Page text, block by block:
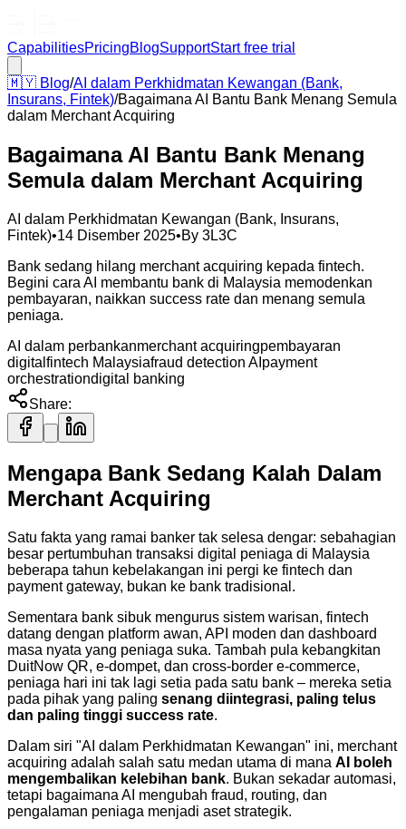
CapabilitiesPricingBlogSupportStart free trial
🇲🇾 Blog/AI dalam Perkhidmatan Kewangan (Bank,
Insurans, Fintek)/Bagaimana AI Bantu Bank Menang Semula
dalam Merchant Acquiring
Bagaimana AI Bantu Bank Menang
Semula dalam Merchant Acquiring
AI dalam Perkhidmatan Kewangan (Bank, Insurans,
Fintek)•14 Disember 2025•By 3L3C
Bank sedang hilang merchant acquiring kepada fintech.
Begini cara AI membantu bank di Malaysia memodenkan
pembayaran, naikkan success rate dan menang semula
peniaga.
AI dalam perbankanmerchant acquiringpembayaran
digital fintech Malaysiafraud detection AI payment
orchestrationdigital banking
Share:
Mengapa Bank Sedang Kalah Dalam
Merchant Acquiring
Satu fakta yang ramai banker tak selesa dengar: sebahagian
besar pertumbuhan transaksi digital peniaga di Malaysia
beberapa tahun kebelakangan ini pergi ke fintech dan
payment gateway, bukan ke bank tradisional.
Sementara bank sibuk mengurus sistem warisan, fintech
datang dengan platform awan, API moden dan dashboard
masa nyata yang peniaga suka. Tambah pula kebangkitan
DuitNow QR, e-dompet, dan cross-border e‑commerce,
peniaga hari ini tak lagi setia pada satu bank – mereka setia
pada pihak yang paling senang diintegrasi, paling telus
dan paling tinggi success rate.
Dalam siri "AI dalam Perkhidmatan Kewangan" ini, merchant
acquiring adalah salah satu medan utama di mana AI boleh
mengembalikan kelebihan bank. Bukan sekadar automasi,
tetapi bagaimana AI mengubah fraud, routing, dan
pengalaman peniaga menjadi aset strategik.